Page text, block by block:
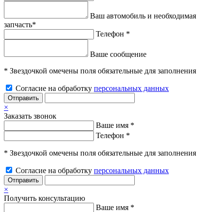
Ваш автомобиль и необходимая
запчасть*
Телефон *
Ваше сообщение
* Звездочкой омечены поля обязательные для заполнения
Согласие на обработку персональных данных
Отправить
×
Заказать звонок
Ваше имя *
Телефон *
* Звездочкой омечены поля обязательные для заполнения
Согласие на обработку персональных данных
Отправить
×
Получить консультацию
Ваше имя *